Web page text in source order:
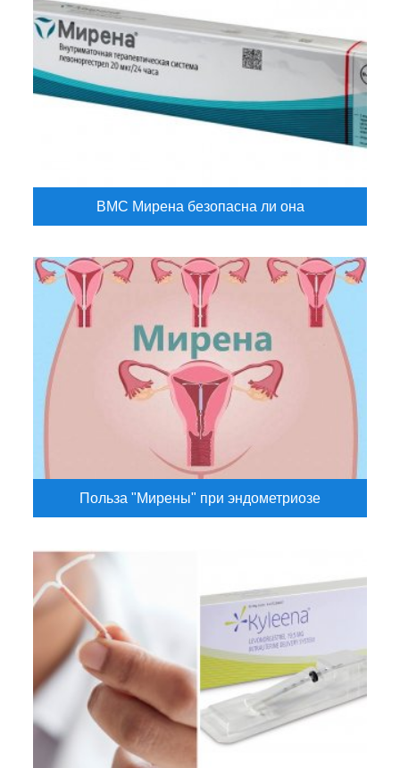
ВМС Мирена безопасна ли она
Польза "Мирены" при эндометриозе